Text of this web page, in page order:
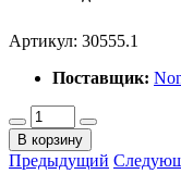
Артикул: 30555.1
Поставщик:
В корзину
Предыдущий